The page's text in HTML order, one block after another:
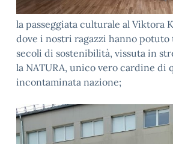
la passeggiata culturale al Viktora
dove i nostri ragazzi hanno potuto
secoli di sostenibilità, vissuta in
la NATURA, unico vero cardine di
incontaminata nazione;